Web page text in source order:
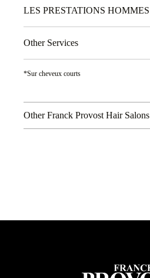
LES PRESTATIONS HOMMES
Other Services
*Sur cheveux courts
Other Franck Provost Hair Salons